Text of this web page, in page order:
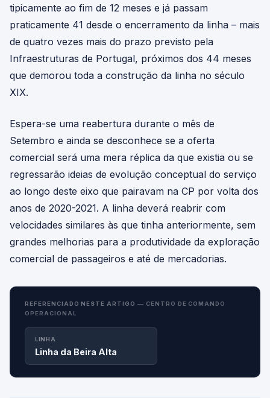
tipicamente ao fim de 12 meses e já passam
praticamente 41 desde o encerramento da linha – mais
de quatro vezes mais do prazo previsto pela
Infraestruturas de Portugal, próximos dos 44 meses
que demorou toda a construção da linha no século
XIX.
Espera-se uma reabertura durante o mês de
Setembro e ainda se desconhece se a oferta
comercial será uma mera réplica da que existia ou se
regressarão ideias de evolução conceptual do serviço
ao longo deste eixo que pairavam na CP por volta dos
anos de 2020-2021. A linha deverá reabrir com
velocidades similares às que tinha anteriormente, sem
grandes melhorias para a produtividade da exploração
comercial de passageiros e até de mercadorias.
REFERENCIADO NESTE ARTIGO — CENTRO DE COMANDO
OPERACIONAL
LINHA
Linha da Beira Alta